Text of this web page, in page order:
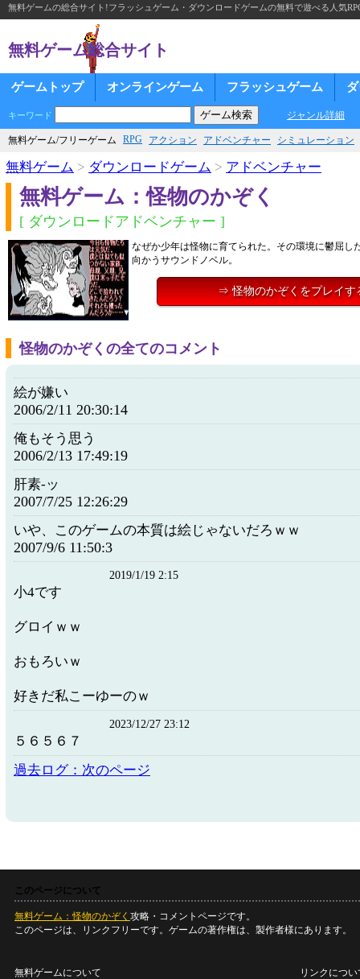
無料ゲームの総合サイト!フラッシュゲーム・ダウンロードゲームの無料で遊べる人気
無料ゲーム総合サイト
ゲームトップ オンラインゲーム フラッシュゲーム
キーワード ジャンル詳細
無料ゲーム/フリーゲーム RPG アクション アドベンチャー シミュレーション
無料ゲーム > ダウンロードゲーム > アドベンチャー
無料ゲーム：怪物のかぞく
[ ダウンロードアドベンチャー ]
なぜか少年は怪物に育てられた。その環境に鬱屈し
向かうサウンドノベル。
⇒ 怪物のかぞくをプレイす
怪物のかぞくの全てのコメント
絵が嫌い
2006/2/11 20:30:14
俺もそう思う
2006/2/13 17:49:19
肝素‐ッ
2007/7/25 12:26:29
いや、このゲームの本質は絵じゃないだろｗｗ
2007/9/6 11:50:3
2019/1/19 2:15
小4です
グロイｗｗ
おもろいｗ
好きだ私こーゆーのｗ
2023/12/27 23:12
５６５６７
過去ログ：次のページ
このページについて
無料ゲーム：怪物のかぞく 攻略・コメントページです。
このページは、リンクフリーです。ゲームの著作権は、製作者様にあります。
無料ゲームについて リンクについ